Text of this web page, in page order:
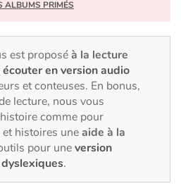
ALBUMS PRIMÉS
est proposéà la lecture
écouter en version audio
et conteuses. En bonus,
lecture, nous vous
comme pour
et histoires uneaide à la
pour uneversion
.